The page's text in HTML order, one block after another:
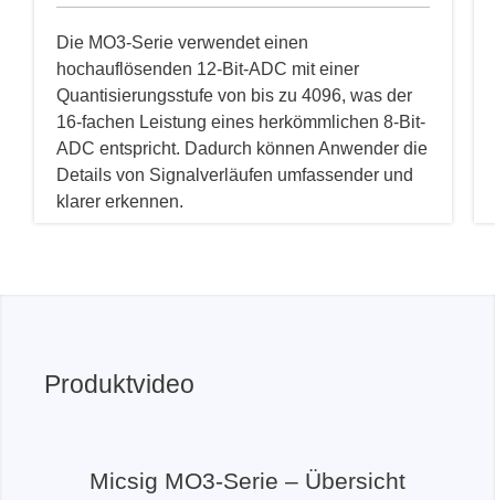
Die MO3-Serie verwendet einen
hochauflösenden 12-Bit-ADC mit einer
Quantisierungsstufe von bis zu 4096, was der
16-fachen Leistung eines herkömmlichen 8-Bit-
ADC entspricht. Dadurch können Anwender die
Details von Signalverläufen umfassender und
klarer erkennen.
Produktvideo
Micsig MO3-Serie – Übersicht